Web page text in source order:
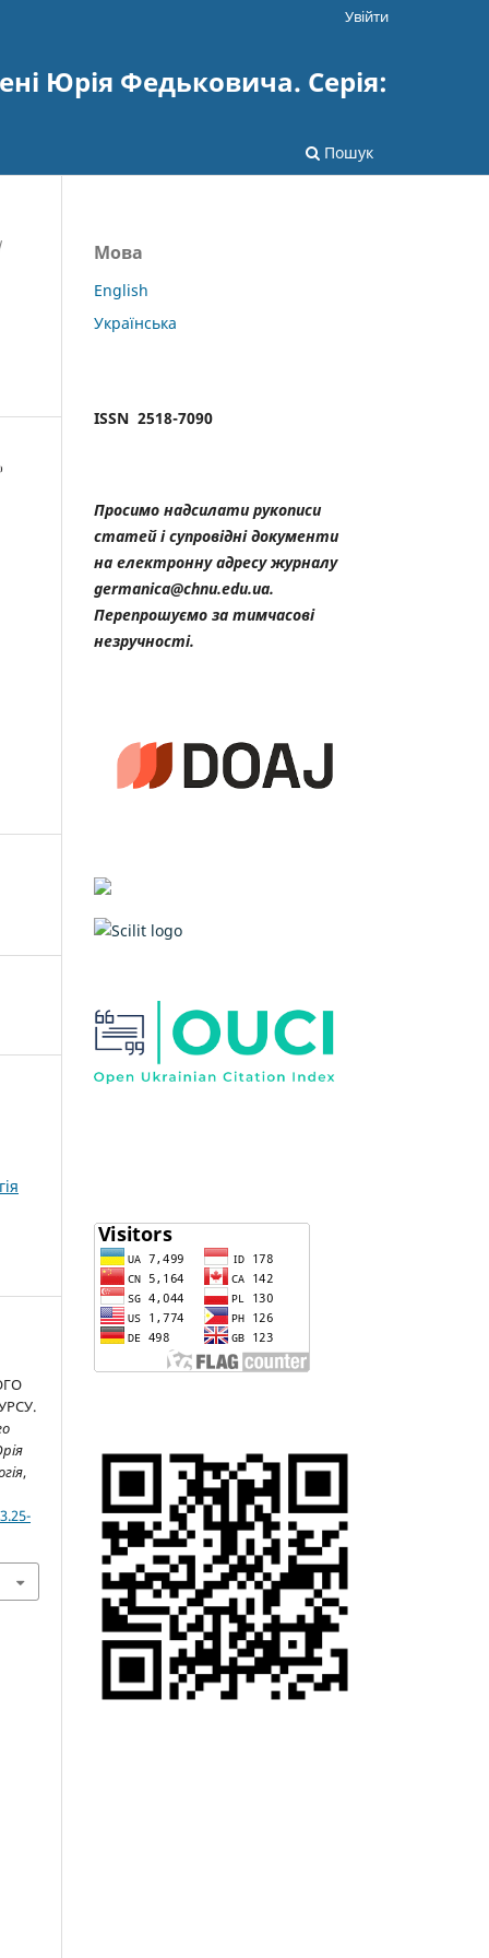
Юрія Федьковича. Серія:
Пошук
Увійти
,
Мова
English
Українська
ISSN 2518-7090
Просимо надсилати рукописи
статей і супровідні документи
на електронну адресу журналу
germanica@chnu.edu.ua.
Перепрошуємо за тимчасові
незручності.